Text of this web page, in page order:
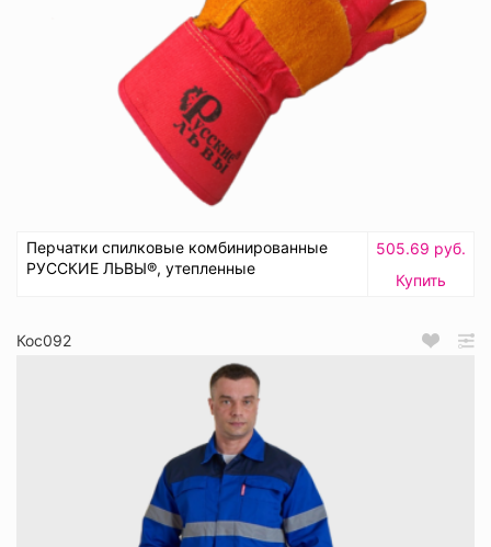
Перчатки спилковые комбинированные
РУССКИЕ ЛЬВЫ®, утепленные
505.69 руб.
Купить
Кос092